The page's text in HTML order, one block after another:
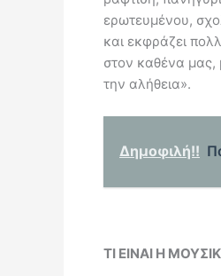
ερωτευμένου,
και εκφράζει
στον καθένα μας,
την αλήθεια».
Δημοφιλή!!
ΤΙ ΕΙΝΑΙ Η